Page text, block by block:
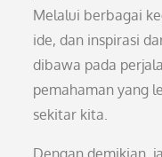
Melalui berbagai
ide, dan inspirasi
dibawa pada
pemahaman yang
sekitar kita.
Dengan demikian,